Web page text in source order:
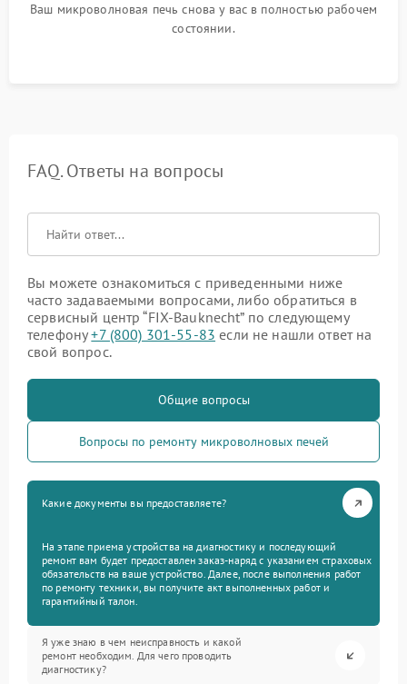
Ваш микроволновая печь снова у вас в полностью рабочем
состоянии.
FAQ. Ответы на вопросы
Вы можете ознакомиться с приведенными ниже
часто задаваемыми вопросами, либо обратиться в
сервисный центр “FIX-Bauknecht” по следующему
телефону+7 (800) 301-55-83 если не нашли ответ на
свой вопрос.
Общие вопросы
Вопросы по ремонту микроволновых печей
Какие документы вы предоставляете?
На этапе приема устройства на диагностику и последующий
ремонт вам будет предоставлен заказ-наряд с указанием страховых
обязательств на ваше устройство. Далее, после выполнения работ
по ремонту техники, вы получите акт выполненных работ и
гарантийный талон.
Я уже знаю в чем неисправность и какой
ремонт необходим. Для чего проводить
диагностику?